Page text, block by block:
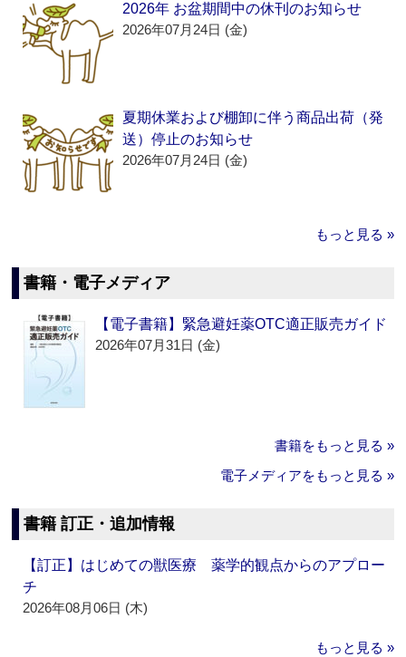
2026年 お盆期間中の休刊のお知らせ
2026年07月24日 (金)
夏期休業および棚卸に伴う商品出荷（発
送）停止のお知らせ
2026年07月24日 (金)
もっと見る »
書籍・電子メディア
【電子書籍】緊急避妊薬OTC適正販売ガイド
2026年07月31日 (金)
書籍をもっと見る »
電子メディアをもっと見る »
書籍 訂正・追加情報
【訂正】はじめての獣医療 薬学的観点からのアプロー
チ
2026年08月06日 (木)
もっと見る »